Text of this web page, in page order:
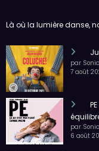
Là où la lumière danse,
par Sonia
7 août
par Sonia
6 août